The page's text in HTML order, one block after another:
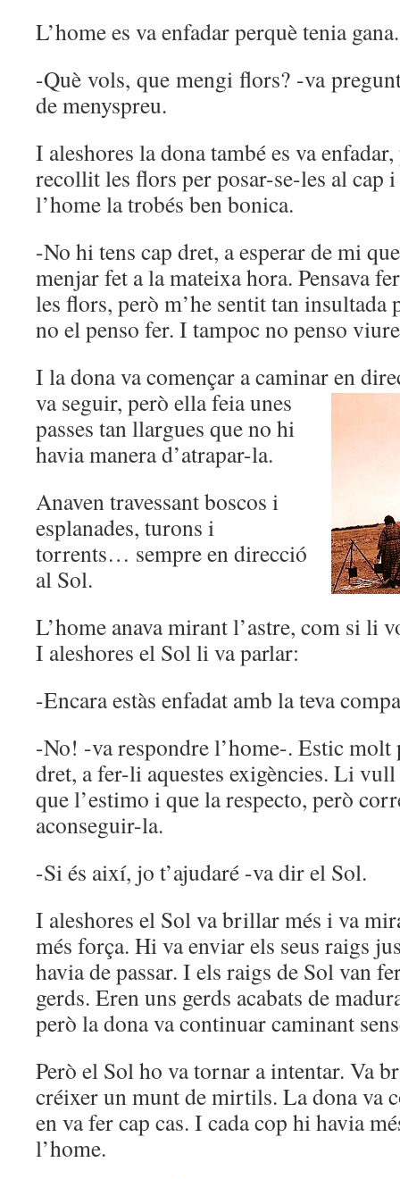
L’home es va enfadar perquè tenia gana.
-Què vols, que mengi flors? -va
de menyspreu.
I aleshores la dona també es va
recollit les flors per posar-se-les al cap
l’home la trobés ben bonica.
-No hi tens cap dret, a esperar de mi
menjar fet a la mateixa hora. Pensava
les flors, però m’he sentit tan insultada
no el penso fer. I tampoc no penso
I la dona va començar a caminar en
va seguir, però ella feia unes
passes tan llargues que no hi
havia manera d’atrapar-la.
Anaven travessant boscos i
esplanades, turons i
torrents… sempre en direcció
al Sol.
L’home anava mirant l’astre, com si li
I aleshores el Sol li va parlar:
-Encara estàs enfadat amb la teva
-No! -va respondre l’home-. Estic molt
dret, a fer-li aquestes exigències. Li
que l’estimo i que la respecto, però
aconseguir-la.
-Si és així, jo t’ajudaré -va dir el Sol.
I aleshores el Sol va brillar més i va
més força. Hi va enviar els seus raigs
havia de passar. I els raigs de Sol van
gerds. Eren uns gerds acabats de
però la dona va continuar caminant
Però el Sol ho va tornar a intentar. Va
créixer un munt de mirtils. La dona va
en va fer cap cas. I cada cop hi havia
l’home.